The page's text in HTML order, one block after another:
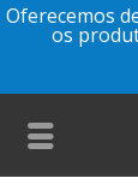
Oferecemos
os